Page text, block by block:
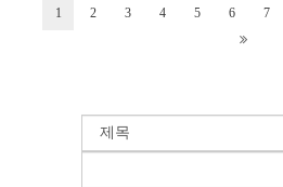
1 2 3 4 5 6 7